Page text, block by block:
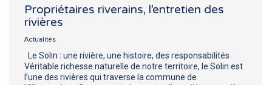
Propriétaires riverains, l’entretien des
rivières
Actualités
Le Solin : une rivière, une histoire, des responsabilités
Véritable richesse naturelle de notre territoire, le Solin est
l’une des rivières qui traverse la commune de